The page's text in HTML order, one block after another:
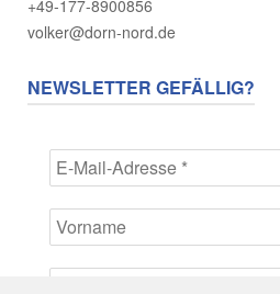
+49-177-8900856
volker@dorn-nord.de
NEWSLETTER GEFÄLLIG?